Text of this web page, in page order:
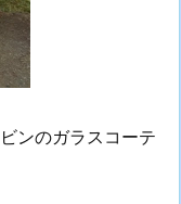
ンのガラスコーテ